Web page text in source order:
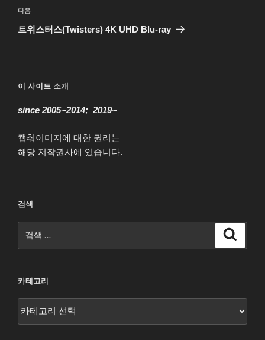
다
음
다음
트위스터스(Twisters) 4K UHD Blu-ray
이 사이트 소개
since 2005~2014; 2019~
캡춰이미지에 대한 권리는
해당 저작권사에 있습니다.
검색
색:
카테고리